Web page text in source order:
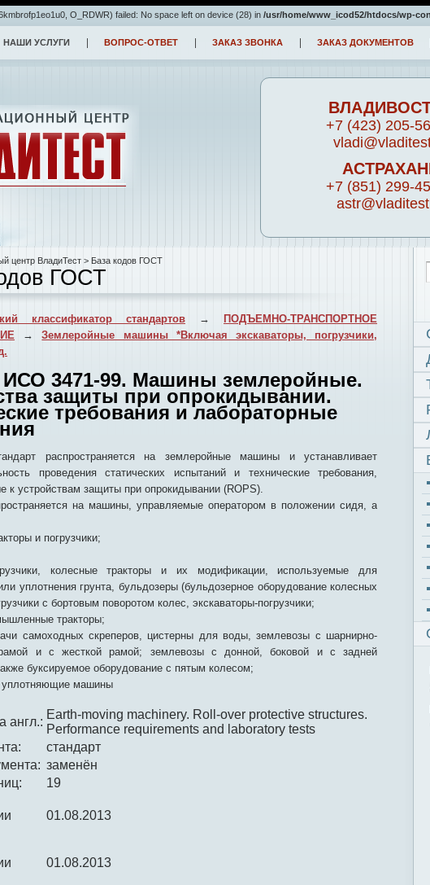
O_RDWR) failed: No space left on device (28) in /usr/home/www_icod52/htdocs/wp-
НАШИ УСЛУГИ ВОПРОС-ОТВЕТ ЗАКАЗ ЗВОНКА ЗАКАЗ ДОКУМЕНТОВ
+7 (423) 205-
+7 (851) 299-
центр ВладиТест > База кодов ГОСТ
ГОСТ
классификатор стандартов →
ПОДЪЕМНО-ТРАНСПОРТНОЕ
→Землеройные машины *Включая экскаваторы, погрузчики,
3471-99. Машины землеройные.
защиты при опрокидывании.
требования и лабораторные
распространяется на землеройные машины и устанавливает
проведения статических испытаний и технические требования,
к устройствам защиты при опрокидывании (ROPS).
на машины, управляемые оператором в положении сидя, а
и погрузчики;
колесные тракторы и их модификации, используемые для
уплотнения грунта, бульдозеры (бульдозерное оборудование колесных
с бортовым поворотом колес, экскаваторы-погрузчики;
тракторы;
самоходных скреперов, цистерны для воды, землевозы с шарнирно-
и с жесткой рамой; землевозы с донной, боковой и с задней
буксируемое оборудование с пятым колесом;
уплотняющие машины
англ.:
Earth-moving machinery. Roll-over protective structures.
Performance requirements and laboratory tests
стандарт
заменён
19
01.08.2013
01.08.2013